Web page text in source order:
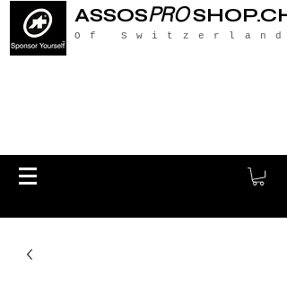
ASSOSPROSHOP.CH
Of Switzerland